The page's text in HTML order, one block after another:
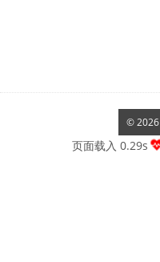
© 2026
页面载入 0.29s